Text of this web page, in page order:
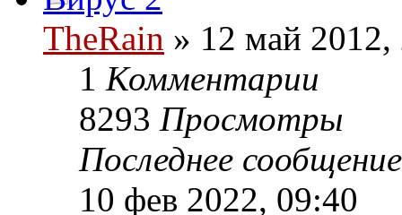
TheRain » 12 май 2012,
1 Комментарии
8293 Просмотры
Последнее
10 фев 2022, 09:40